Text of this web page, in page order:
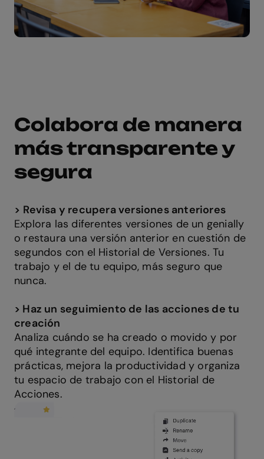
Colabora de manera
más transparente y
segura
> Revisa y recupera versiones anteriores
Explora las diferentes versiones de un genially
o restaura una versión anterior en cuestión de
segundos con el Historial de Versiones. Tu
trabajo y el de tu equipo, más seguro que
nunca.
> Haz un seguimiento de las acciones de tu
creación
Analiza cuándo se ha creado o movido y por
qué integrante del equipo. Identifica buenas
prácticas, mejora la productividad y organiza
tu espacio de trabajo con el Historial de
Acciones.